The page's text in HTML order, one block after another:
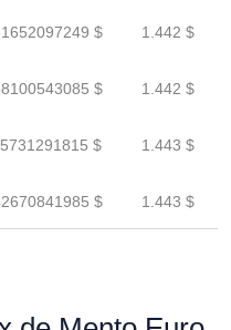
$ 1.442 $
$ 1.442 $
$ 1.443 $
$ 1.443 $